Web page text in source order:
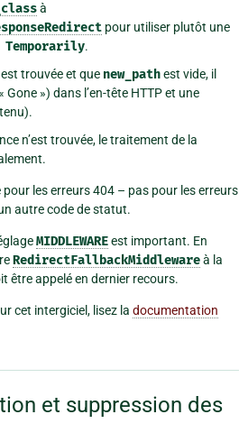
à
pour utiliser plutôt une
Temporarily.
trouvée et que new_pathest vide, il
Gone ») dans l’en-tête HTTP et une
n’est trouvée, le traitement de la
pour les erreurs 404 – pas pour les erreurs
autre code de statut.
MIDDLEWAREest important. En
RedirectFallbackMiddlewareà la
être appelé en dernier recours.
cet intergiciel, lisez la documentation
et suppression des